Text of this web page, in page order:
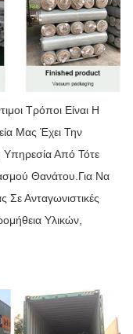
Τρόποι Είναι Η
Μας Έχει Την
Υπηρεσία Από Τότε
Θανάτου.Για Να
Ανταγωνιστικές
Υλικών,